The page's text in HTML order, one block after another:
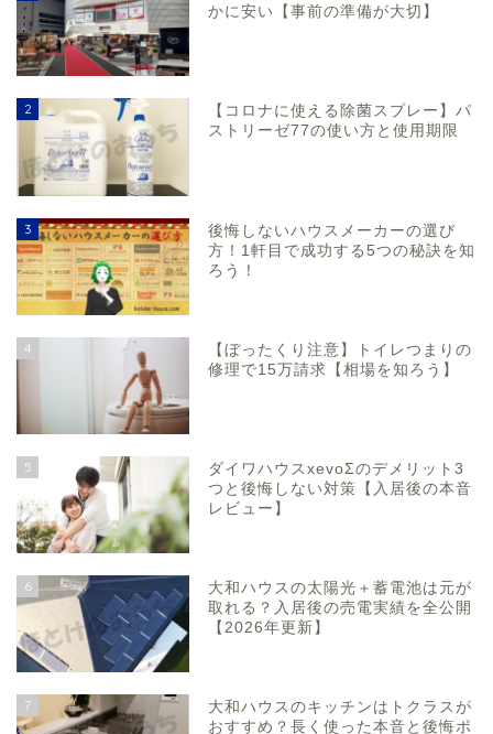
かに安い【事前の準備が大切】
2
【コロナに使える除菌スプレー】パ
ストリーゼ77の使い方と使用期限
3
後悔しないハウスメーカーの選び
方！1軒目で成功する5つの秘訣を知
ろう！
4
【ぼったくり注意】トイレつまりの
修理で15万請求【相場を知ろう】
5
ダイワハウスxevoΣのデメリット3
つと後悔しない対策【入居後の本音
レビュー】
6
大和ハウスの太陽光＋蓄電池は元が
取れる？入居後の売電実績を全公開
【2026年更新】
7
大和ハウスのキッチンはトクラスが
おすすめ？長く使った本音と後悔ポ